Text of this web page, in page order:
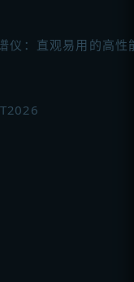
仪：直观易用的高性